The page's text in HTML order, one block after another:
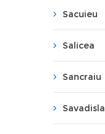
Sacuieu
Salicea
Sancraiu
Savadisla